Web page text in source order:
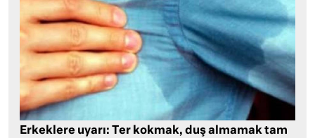
Erkeklere uyarı: Ter kokmak, duş almamak tam